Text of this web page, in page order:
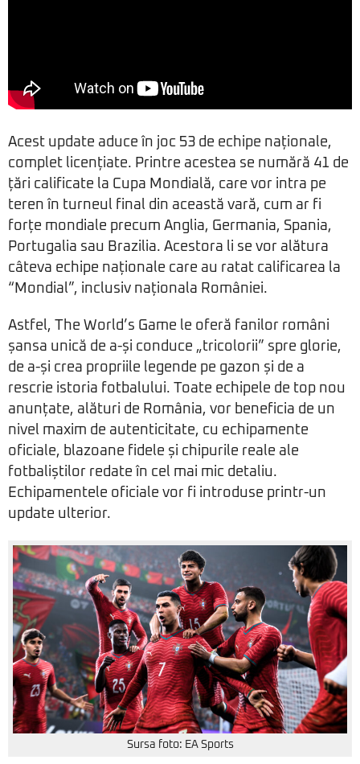
Acest update aduce în joc 53 de echipe naționale,
complet licențiate. Printre acestea se numără 41 de
țări calificate la Cupa Mondială, care vor intra pe
teren în turneul final din această vară, cum ar fi
forțe mondiale precum Anglia, Germania, Spania,
Portugalia sau Brazilia. Acestora li se vor alătura
câteva echipe naționale care au ratat calificarea la
“Mondial”, inclusiv naționala României.
Astfel, The World’s Game le oferă fanilor români
șansa unică de a-și conduce „tricolorii” spre glorie,
de a-și crea propriile legende pe gazon și de a
rescrie istoria fotbalului. Toate echipele de top nou
anunțate, alături de România, vor beneficia de un
nivel maxim de autenticitate, cu echipamente
oficiale, blazoane fidele și chipurile reale ale
fotbaliștilor redate în cel mai mic detaliu.
Echipamentele oficiale vor fi introduse printr-un
update ulterior.
Sursa foto: EA Sports